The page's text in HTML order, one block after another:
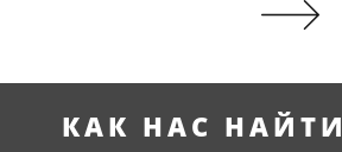
КАК НАС НАЙТИ